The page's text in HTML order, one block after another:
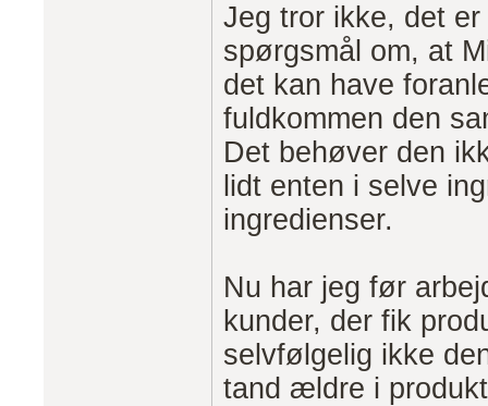
Jeg tror ikke, det
spørgsmål om, at
det kan have
fuldkommen den
Det behøver den
lidt enten i selve
ingredienser.
Nu har jeg før
kunder, der fik
selvfølgelig ikke
tand ældre i